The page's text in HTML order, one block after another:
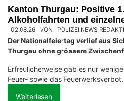
Kanton Thurgau: Positive
Alkoholfahrten und
02.08.26 VON POLIZEI.NEWS
Der Nationalfeiertag verlief aus
Thurgau ohne grössere
Erfreulicherweise gab es nur
Feuer- sowie das Feuerwerksverbot.
Weiterlesen